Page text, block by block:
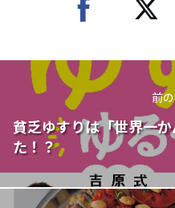
前
貧乏ゆすりは「世界一
た！？